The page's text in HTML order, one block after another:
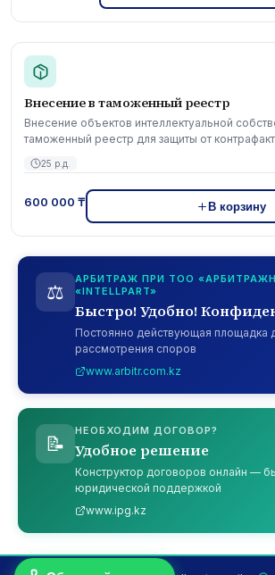
Внесение в таможенный реестр
Внесение объектов интеллектуальной
таможенный реестр для защиты от
25 р.д.
600 000 ₸ В корзину
⚖️
АРБИТРАЖ ПРИ ТОО
«INTELLPART»
Быстро! Удобно!
Постоянно действующая площадка
рассмотрения споров
www.arbitr.com.kz
📝
НЕОБХОДИМ ДОГОВОР?
Удобное решение
Конструктор договоров онлайн —
юридической поддержкой
www.ipg.kz